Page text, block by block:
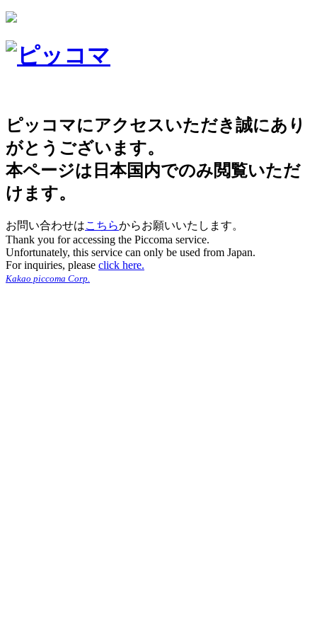
ピッコマにアクセスいただき誠にあり
がとうございます。
本ページは日本国内でのみ閲覧いただ
けます。
お問い合わせはこちらからお願いいたします。
Thank you for accessing the Piccoma service.
Unfortunately, this service can only be used from Japan.
For inquiries, please click here.
Kakao piccoma Corp.